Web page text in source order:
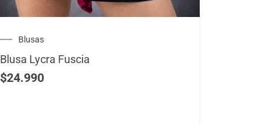
Blusas
Blusa Lycra Fuscia
$24.990